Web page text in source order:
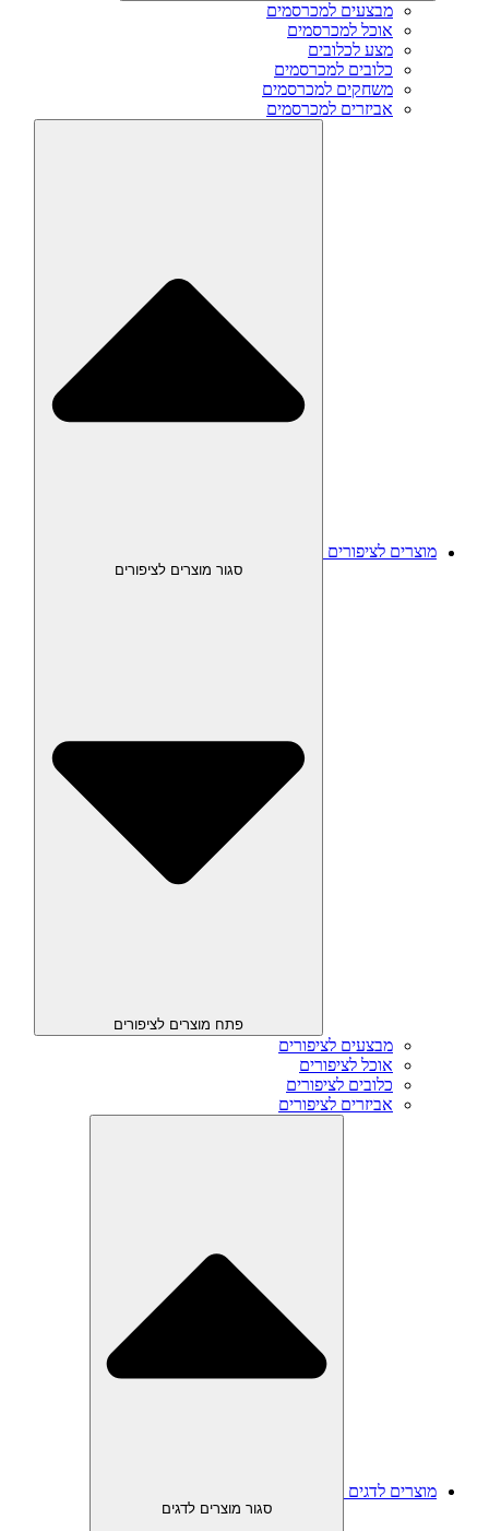
מבצעים למכרסמים
אוכל למכרסמים
מצע לכלובים
כלובים למכרסמים
משחקים למכרסמים
אביזרים למכרסמים
מוצרים לציפורים
סגור מוצרים לציפורים
פתח מוצרים לציפורים
מבצעים לציפורים
אוכל לציפורים
כלובים לציפורים
אביזרים לציפורים
מוצרים לדגים
סגור מוצרים לדגים